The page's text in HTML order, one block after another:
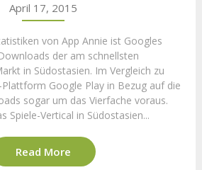
April 17, 2015
von App Annie ist Googles
der am schnellsten
in Südostasien. Im Vergleich zu
Google Play in Bezug auf die
sogar um das Vierfache voraus.
Spiele-Vertical in Südostasien...
Read More